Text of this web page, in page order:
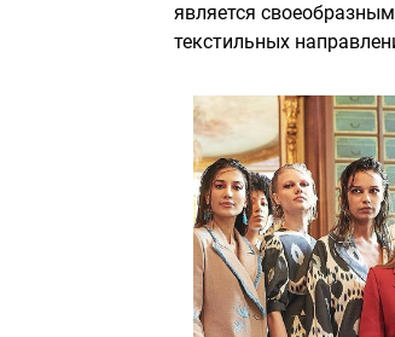
является
текстильных